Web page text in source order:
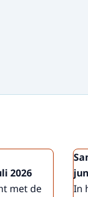
2026
met de
In